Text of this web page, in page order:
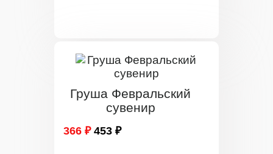
Груша Февральский
сувенир
366 ₽ 453 ₽